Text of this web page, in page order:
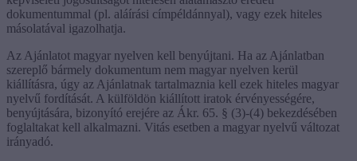
dokumentummal (pl. aláírási címpéldánnyal), vagy ezek hiteles
másolatával igazolhatja.
Az Ajánlatot magyar nyelven kell benyújtani. Ha az Ajánlatban
szereplő bármely dokumentum nem magyar nyelven kerül
kiállításra, úgy az Ajánlatnak tartalmaznia kell ezek hiteles magyar
nyelvű fordítását. A külföldön kiállított iratok érvényességére,
benyújtására, bizonyító erejére az Ákr. 65. § (3)-(4) bekezdésében
foglaltakat kell alkalmazni. Vitás esetben a magyar nyelvű változat
irányadó.